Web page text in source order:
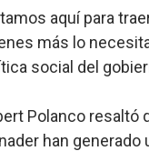
aquí para
más lo
social del
Polanco resaltó
han generado